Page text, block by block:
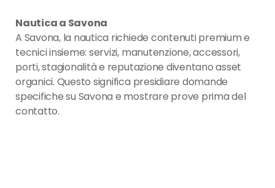
Nautica a Savona
A Savona, la nautica richiede contenuti premium e
tecnici insieme: servizi, manutenzione, accessori,
porti, stagionalità e reputazione diventano asset
organici. Questo significa presidiare domande
specifiche su Savona e mostrare prove prima del
contatto.